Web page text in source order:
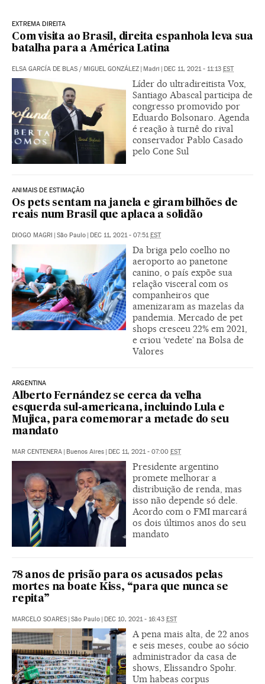
EXTREMA DIREITA
Com visita ao Brasil, direita espanhola leva sua
batalha para a América Latina
ELSA GARCÍA DE BLAS / MIGUEL GONZÁLEZ | Madri | DEC 11, 2021 - 11:13 EST
Líder do ultradireitista Vox,
Santiago Abascal participa de
congresso promovido por
Eduardo Bolsonaro. Agenda
é reação à turnê do rival
conservador Pablo Casado
pelo Cone Sul
ANIMAIS DE ESTIMAÇÃO
Os pets sentam na janela e giram bilhões de
reais num Brasil que aplaca a solidão
DIOGO MAGRI | São Paulo | DEC 11, 2021 - 07:51EST
Da briga pelo coelho no
aeroporto ao panetone
canino, o país expõe sua
relação visceral com os
companheiros que
amenizaram as mazelas da
pandemia. Mercado de pet
shops cresceu 22% em 2021,
e criou ‘vedete’ na Bolsa de
Valores
ARGENTINA
Alberto Fernández se cerca da velha
esquerda sul-americana, incluindo Lula e
Mujica, para comemorar a metade do seu
mandato
MAR CENTENERA | Buenos Aires | DEC 11, 2021 - 07:00 EST
Presidente argentino
promete melhorar a
distribuição de renda, mas
isso não depende só dele.
Acordo com o FMI marcará
os dois últimos anos do seu
mandato
78 anos de prisão para os acusados pelas
mortes na boate Kiss, “para que nunca se
repita”
MARCELO SOARES | São Paulo | DEC 10, 2021 - 16:43 EST
A pena mais alta, de 22 anos
e seis meses, coube ao sócio
administrador da casa de
shows, Elissandro Spohr.
Um habeas corpus